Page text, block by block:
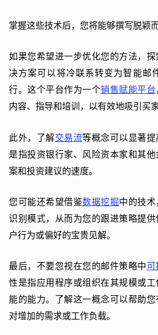
掌握这些技术后，您将能够撰写脱颖
如果您希望进一步优化您的方法，探
决方案可以将冷联系转变为智能邮
行。这个平台作为一个销售赋能平台
内容、指导和培训，以有效地吸引买家
此外，了解交易流等概念可以显著
是指投资银行家、风险资本家和其
案和投资建议的速度。
您可能还希望借鉴数据挖掘中的技
识别模式，从而为您的跟进策略提
户行为或偏好的宝贵见解。
最后，不要忽视在您的邮件策略中可
性是指应用程序或组织在其规模或
能的能力。了解这一概念可以帮助
对增加的需求或工作负载。